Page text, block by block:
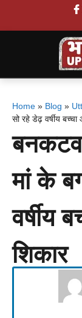
Home » Blog »
सो रहे डेढ़ वर्षीय
मां के
वर्षीय
शिकार